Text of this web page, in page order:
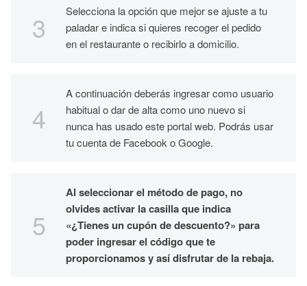
Selecciona la opción que mejor se ajuste a tu
paladar e indica si quieres recoger el pedido
en el restaurante o recibirlo a domicilio.
A continuación deberás ingresar como usuario
habitual o dar de alta como uno nuevo si
nunca has usado este portal web. Podrás usar
tu cuenta de Facebook o Google.
Al seleccionar el método de pago, no
olvides activar la casilla que indica
«¿Tienes un cupón de descuento?» para
poder ingresar el código que te
proporcionamos y así disfrutar de la rebaja.